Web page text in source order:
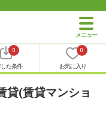
0
た条件
0
お気に入り
貸(賃貸マンショ